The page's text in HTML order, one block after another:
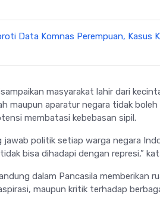
Data Komnas Perempuan, Kasus
masyarakat lahir dari
maupun aparatur negara tidak
membatasi kebebasan sipil.
jawab politik setiap warga negara
bisa dihadapi dengan represi,”
dalam Pancasila memberikan
maupun kritik terhadap